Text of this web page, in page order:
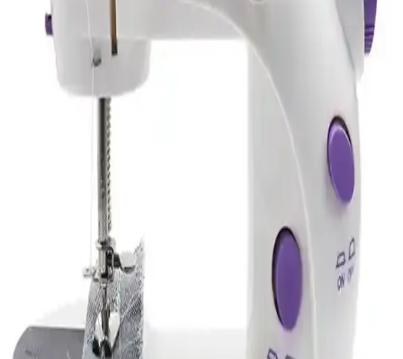
Karaca Maestrochef Stella ve Mastermaid Chef Pro mikserleri motor
gücü, kapasite ve kullanıcı deneyimleriyle karşılaştırıldı. Hangi
modelin ihtiyaçlarınıza uygun olduğunu öğrenin.
Korkmaz A341-04 ve Vestel Sefa 4500 x
Semaverlerin Detaylı Karşılaştırması
İki semaver modeli, güç, kapasite ve dayanıklılık açısından
karşılaştırılıyor. Kullanıcı yorumlarıyla öne çıkan özellikler ve
sorunlar detaylandırılarak, seçim yaparken dikkat edilmesi gereken
noktalar anlatılıyor.
Sinbo SCM-2960 Kahve Makinesi Karşılaştırması:
Performans, Malzeme ve Kullanıcı Yorumları
Sinbo SCM-2960 modellerinin güç, malzeme ve özellikleri
karşılaştırıldı. Kullanıcı yorumlarıyla ürünlerin dayanıklılığı ve
kullanım kolaylığı değerlendirildi.